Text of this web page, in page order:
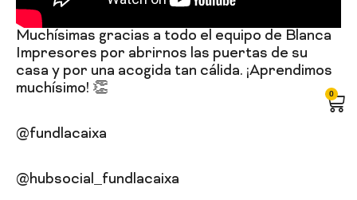
Muchísimas gracias a todo el equipo de Blanca
Impresores por abrirnos las puertas de su
casa y por una acogida tan cálida. ¡Aprendimos
muchísimo! 👏
@fundlacaixa
@hubsocial_fundlacaixa
0